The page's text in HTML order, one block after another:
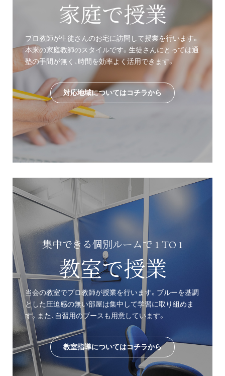
家庭で授業
プロ教師が生徒さんのお宅に訪問して授業を行います。
本来の家庭教師のスタイルです。生徒さんにとっては通
塾の手間が無く、時間を効率よく活用できます。
対応地域についてはコチラから
集中できる個別ルームで 1 TO 1
教室で授業
当会の教室でプロ教師が授業を行います。ブルーを基調
とした圧迫感の無い部屋は集中して学習に取り組めま
す。また、自習用のブースも用意しています。
教室指導についてはコチラから